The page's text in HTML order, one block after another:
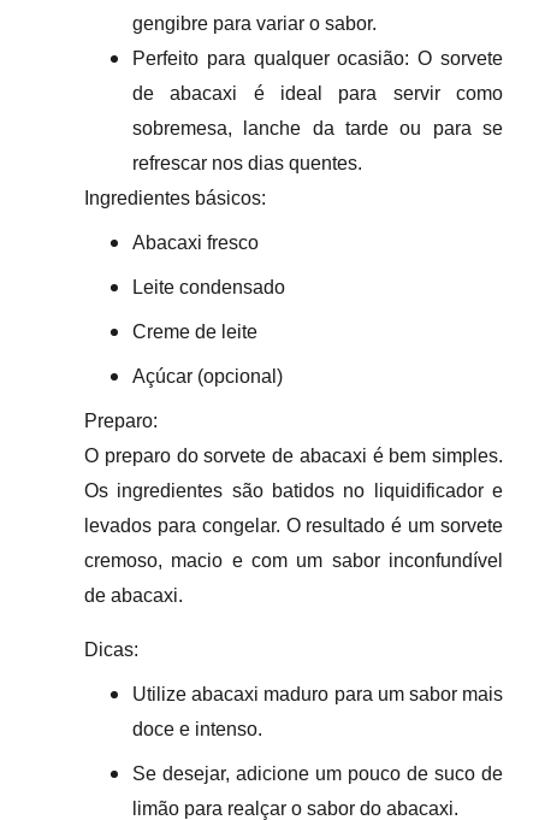
gengibre para variar o sabor.
Perfeito para qualquer ocasião: O sorvete
de abacaxi é ideal para servir como
sobremesa, lanche da tarde ou para se
refrescar nos dias quentes.
Ingredientes básicos:
Abacaxi fresco
Leite condensado
Creme de leite
Açúcar (opcional)
Preparo:
O preparo do sorvete de abacaxi é bem simples.
Os ingredientes são batidos no liquidificador e
levados para congelar. O resultado é um sorvete
cremoso, macio e com um sabor inconfundível
de abacaxi.
Dicas:
Utilizeabacaxi maduro para um sabor mais
doce e intenso.
Se desejar, adicione um pouco de suco de
limão para realçar o sabor do abacaxi.